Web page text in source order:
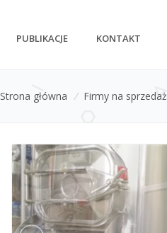
PUBLIKACJE KONTAKT
Strona główna / Firmy na sprzedaż